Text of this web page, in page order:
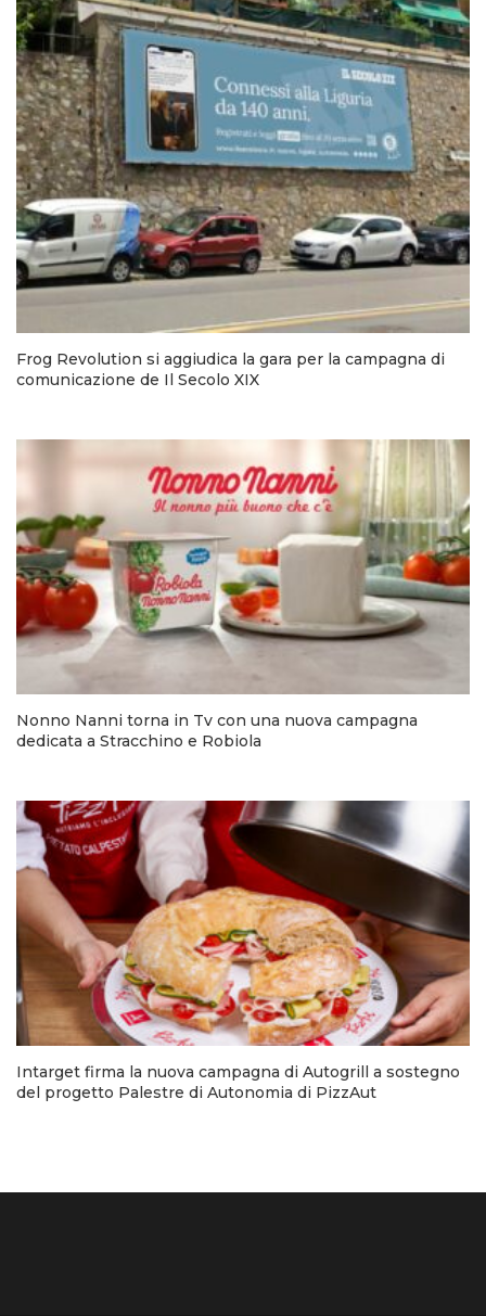
Frog Revolution si aggiudica la gara per la campagna di
comunicazione de Il Secolo XIX
Nonno Nanni torna in Tv con una nuova campagna
dedicata a Stracchino e Robiola
Intarget firma la nuova campagna di Autogrill a sostegno
del progetto Palestre di Autonomia di PizzAut